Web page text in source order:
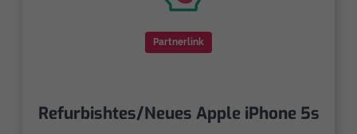
Partnerlink
Refurbishtes/Neues Apple iPhone 5s